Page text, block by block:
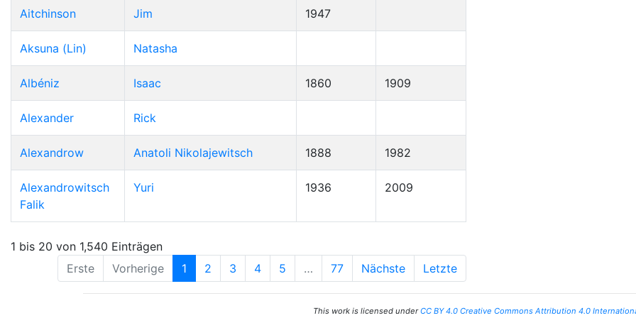
Aitchinson Jim 1947
Aksuna (Lin) Natasha
Albéniz Isaac 1860 1909
Alexander Rick
Alexandrow Anatoli Nikolajewitsch 1888 1982
Alexandrowitsch
Falik
Yuri 1936 2009
1 bis 20 von 1,540 Einträgen
Erste
Vorherige 1 2 3 4 5 … 77 Nächste Letzte
This work is licensed underCC BY 4.0 Creative Commons Attribution 4.0